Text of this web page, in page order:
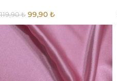
119,90₺ 99,90 ₺